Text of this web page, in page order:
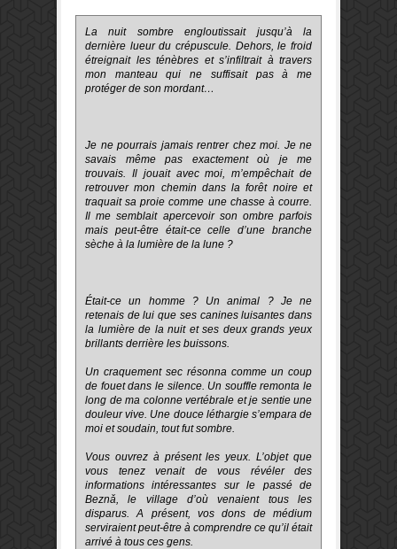
La nuit sombre engloutissait jusqu’à la
dernière lueur du crépuscule. Dehors, le froid
étreignait les ténèbres et s’infiltrait à travers
mon manteau qui ne suffisait pas à me
protéger de son mordant…
Je ne pourrais jamais rentrer chez moi. Je ne
savais même pas exactement où je me
trouvais. Il jouait avec moi, m’empêchait de
retrouver mon chemin dans la forêt noire et
traquait sa proie comme une chasse à courre.
Il me semblait apercevoir son ombre parfois
mais peut-être était-ce celle d’une branche
sèche à la lumière de la lune ?
Était-ce un homme ? Un animal ? Je ne
retenais de lui que ses canines luisantes dans
la lumière de la nuit et ses deux grands yeux
brillants derrière les buissons.
Un craquement sec résonna comme un coup
de fouet dans le silence. Un souffle remonta le
long de ma colonne vertébrale et je sentie une
douleur vive. Une douce léthargie s’empara de
moi et soudain, tout fut sombre.
Vous ouvrez à présent les yeux. L’objet que
vous tenez venait de vous révéler des
informations intéressantes sur le passé de
Beznǎ, le village d’où venaient tous les
disparus. A présent, vos dons de médium
serviraient peut-être à comprendre ce qu’il était
arrivé à tous ces gens.